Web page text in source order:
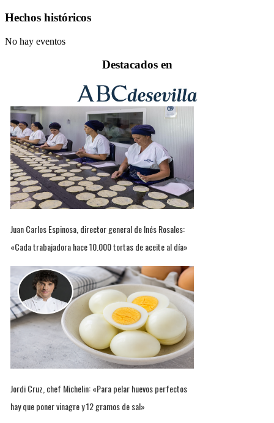
Hechos históricos
No hay eventos
Destacados en
Juan Carlos Espinosa, director general de Inés Rosales:
«Cada trabajadora hace 10.000 tortas de aceite al día»
Jordi Cruz, chef Michelin: «Para pelar huevos perfectos
hay que poner vinagre y 12 gramos de sal»